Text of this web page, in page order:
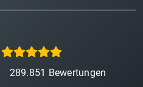
289.851 Bewertungen